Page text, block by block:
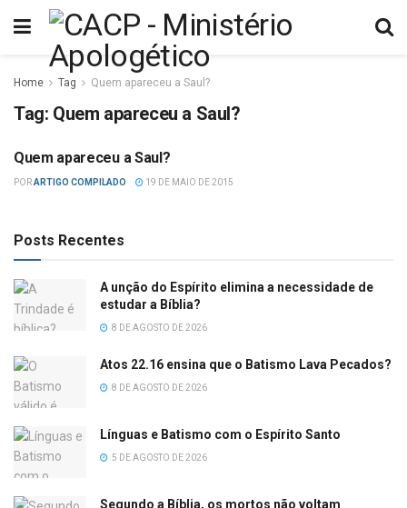
Home Tag Quem apareceu a Saul?
Tag: Quem apareceu a Saul?
DESTAQUES
Quem apareceu a Saul?
PORARTIGO COMPILADO 19 DE MAIO DE 2015
Posts Recentes
A unção do Espírito elimina a necessidade de
estudar a Bíblia?
8 DE AGOSTO DE 2026
Atos 22.16 ensina que o Batismo Lava Pecados?
8 DE AGOSTO DE 2026
Línguas e Batismo com o Espírito Santo
5 DE AGOSTO DE 2026
Segundo a Bíblia, os mortos não voltam